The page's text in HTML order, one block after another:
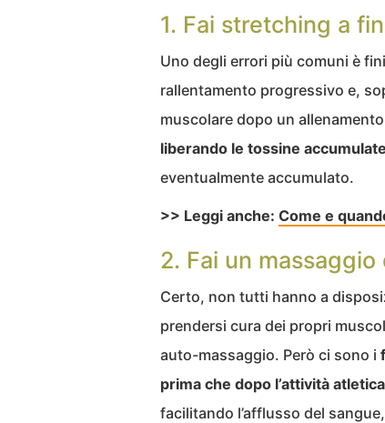
1. Fai stretching a
Uno degli errori più comuni è
rallentamento progressivo e,
muscolare dopo un
liberando le tossine accumulate
eventualmente accumulato.
>> Leggi anche: Come e
2. Fai un massaggio
Certo, non tutti hanno a
prendersi cura dei propri
auto-massaggio. Però ci sono i
prima che dopo l’attività atletica
facilitando l’afflusso del